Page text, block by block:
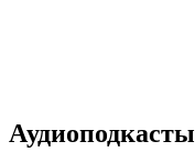
Аудиоподкасты